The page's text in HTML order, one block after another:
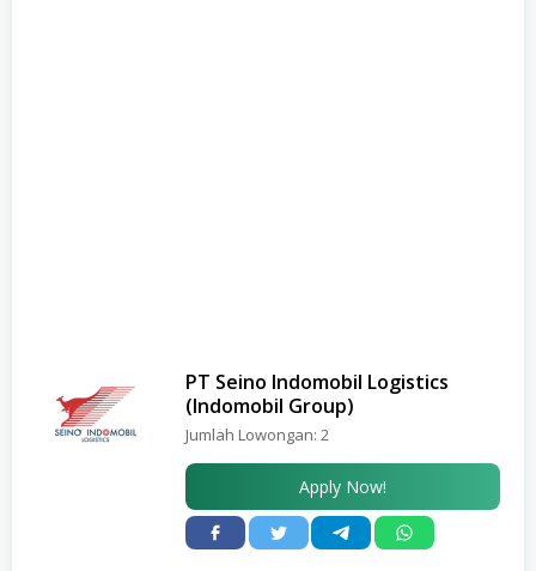
PT Seino Indomobil Logistics
(Indomobil Group)
Jumlah Lowongan: 2
Apply Now!